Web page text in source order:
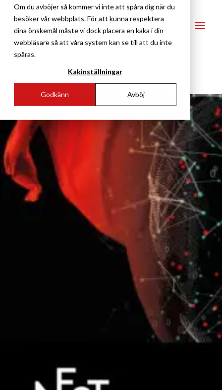
Om du avböjer så kommer vi inte att spåra dig när du
besöker vår webbplats. För att kunna respektera
dina önskemål måste vi dock placera en kaka i din
webbläsare så att våra system kan se till att du inte
spåras.
Kakinställningar
Godkänn Avböj